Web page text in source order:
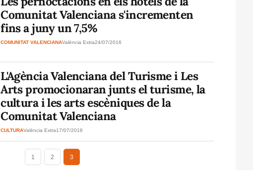
Comunitat Valenciana s'incrementen
fins a juny un 7,5%
COMUNITAT VALENCIANAValència Extra24/07/2016
L'Agència Valenciana del Turisme i Les
Arts promocionaran junts el turisme, la
cultura i les arts escèniques de la
Comunitat Valenciana
CULTURAValència Extra17/07/2016
1 2 3